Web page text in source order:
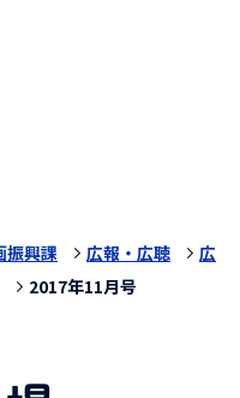
振興課 広報・広聴
広
2017年11月号